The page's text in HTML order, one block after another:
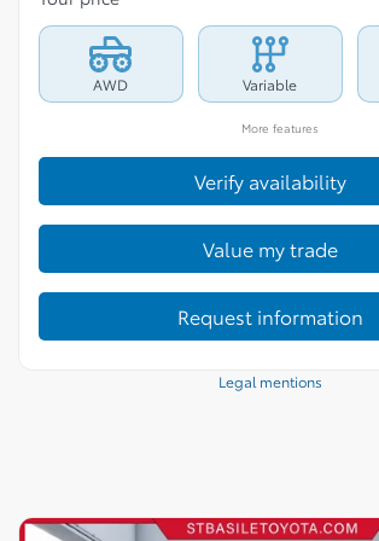
AWD Variable
More features
Verify availability
Value my trade
Request information
Legal mentions